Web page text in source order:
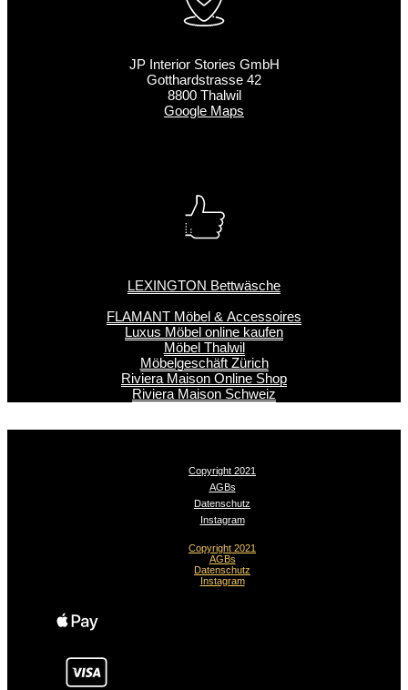
JP Interior Stories GmbH
Gotthardstrasse 42
8800 Thalwil
Google Maps
LEXINGTON Bettwäsche
FLAMANT Möbel & Accessoires
Luxus Möbel online kaufen
Möbel Thalwil
Möbelgeschäft Zürich
Riviera Maison Online Shop
Riviera Maison Schweiz
Copyright 2021
AGBs
Datenschutz
Instagram
Copyright 2021
AGBs
Datenschutz
Instagram